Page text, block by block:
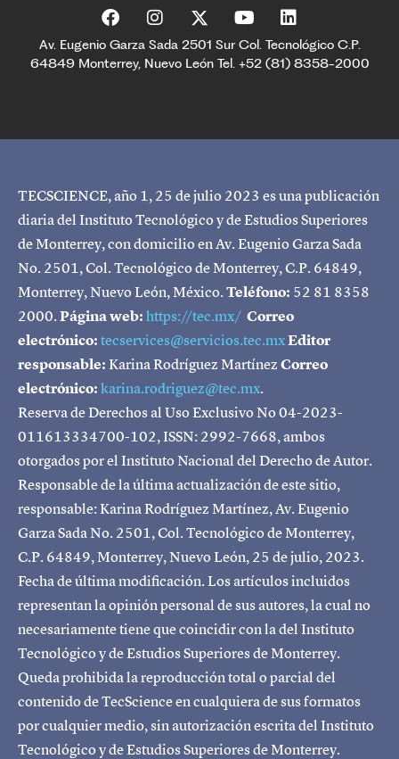
Av. Eugenio Garza Sada 2501 Sur Col. Tecnológico C.P.
64849 Monterrey, Nuevo León Tel. +52 (81) 8358-2000
TECSCIENCE, año 1, 25 de julio 2023 es una publicación
diaria del Instituto Tecnológico y de Estudios Superiores
de Monterrey, con domicilio en Av. Eugenio Garza Sada
No. 2501, Col. Tecnológico de Monterrey, C.P. 64849,
Monterrey, Nuevo León, México.Teléfono: 52 81 8358
2000.Página web:https://tec.mx/ Correo
electrónico:tecservices@servicios.tec.mxEditor
responsable:Karina Rodríguez MartínezCorreo
electrónico:karina.rodriguez@tec.mx.
Reserva de Derechos al Uso Exclusivo No 04-2023-
011613334700-102, ISSN: 2992-7668, ambos
otorgados por el Instituto Nacional del Derecho de Autor.
Responsable de la última actualización de este sitio,
responsable: Karina Rodríguez Martínez, Av. Eugenio
Garza Sada No. 2501, Col. Tecnológico de Monterrey,
C.P. 64849, Monterrey, Nuevo León, 25 de julio, 2023.
Fecha de última modificación. Los artículos incluidos
representan la opinión personal de sus autores, la cual no
necesariamente tiene que coincidir con la del Instituto
Tecnológico y de Estudios Superiores de Monterrey.
Queda prohibida la reproducción total o parcial del
contenido de TecScience en cualquiera de sus formatos
por cualquier medio, sin autorización escrita del Instituto
Tecnológico y de Estudios Superiores de Monterrey.